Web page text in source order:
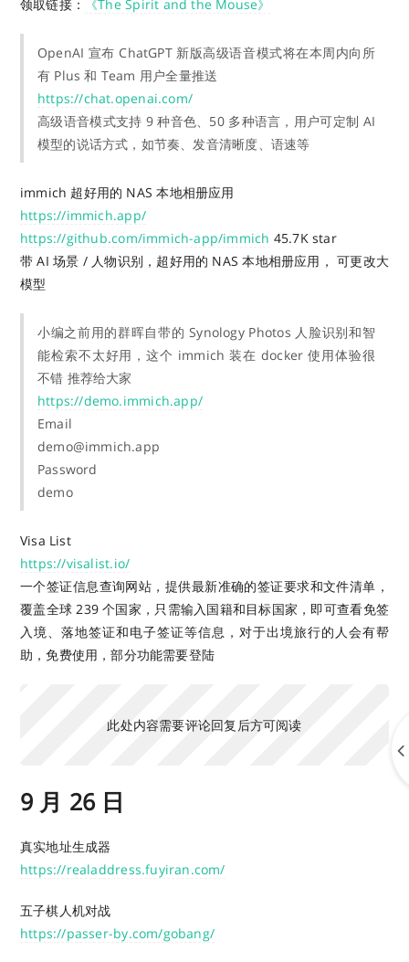
领取链接：
《The Spirit and the Mouse》
OpenAI 宣布 ChatGPT 新版高级语音模式将在本周内向所
有 Plus 和 Team 用户全量推送
https://chat.openai.com/
高级语音模式支持 9 种音色、50 多种语言，用户可定制 AI
模型的说话方式，如节奏、发音清晰度、语速等
immich 超好用的 NAS 本地相册应用
https://immich.app/
https://github.com/immich-app/immich 45.7K star
带 AI 场景 / 人物识别，超好用的 NAS 本地相册应用， 可更改大
模型
小编之前用的群晖自带的 Synology Photos 人脸识别和智
能检索不太好用，这个 immich 装在 docker 使用体验很
不错 推荐给大家
https://demo.immich.app/
Email
demo@immich.app
Password
demo
Visa List
https://visalist.io/
一个签证信息查询网站，提供最新准确的签证要求和文件清单，
覆盖全球 239 个国家，只需输入国籍和目标国家，即可查看免签
入境、落地签证和电子签证等信息，对于出境旅行的人会有帮
助，免费使用，部分功能需要登陆
此处内容需要评论回复后方可阅读
9 月 26 日
真实地址生成器
https://realaddress.fuyiran.com/
五子棋人机对战
https://passer-by.com/gobang/